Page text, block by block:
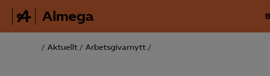
Almega
/ Aktuellt / Arbetsgivarnytt /